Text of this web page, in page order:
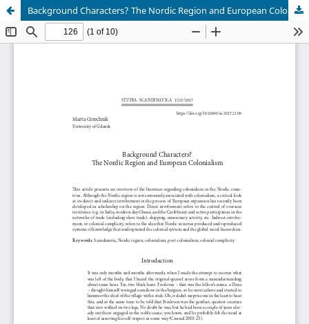
Background Characters? The Nordic Region and European Colonialism